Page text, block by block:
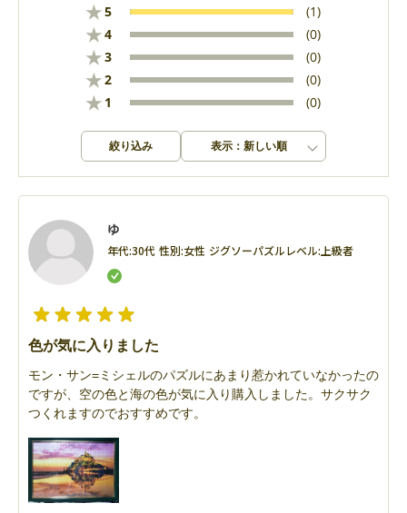
★5 (1)
★4 (0)
★3 (0)
★2 (0)
★ 1 (0)
絞り込み 表示：新しい順
ゆ
年代:30代 性別:女性 ジグソーパズルレベル: 上級者
色が気に入りました
モン・サン=ミシェルのパズルにあまり惹かれていなかったの
ですが、空の色と海の色が気に入り購入しました。サクサク
つくれますのでおすすめです。